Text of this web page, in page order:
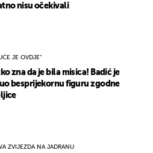
nisu očekivali
JE OVDJE"
zna da je bila misica! Badić je
besprijekornu figuru zgodne
ZVIJEZDA NA JADRANU